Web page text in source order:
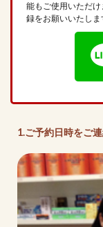
能もご使用いただ
録をお願いいたしま
1.ご予約日時をご連